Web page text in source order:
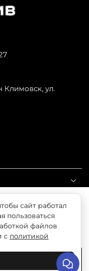
Климовск, ул.
без письменного
вы даете согласие
обеспечивают
с нашей
сайт работал
пользоваться
файлов
с политикой